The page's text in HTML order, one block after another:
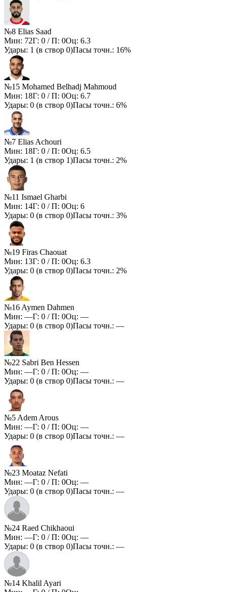
№8 Elias Saad
Мин: 72Г: 0 / П: 0Оц: 6.3
Удары: 1 (в створ 0)Пасы точн.: 16%
№15 Mohamed Belhadj Mahmoud
Мин: 18Г: 0 / П: 0Оц: 6.7
Удары: 0 (в створ 0)Пасы точн.: 6%
№7 Elias Achouri
Мин: 18Г: 0 / П: 0Оц: 6.5
Удары: 1 (в створ 1)Пасы точн.: 2%
№11 Ismael Gharbi
Мин: 14Г: 0 / П: 0Оц: 6
Удары: 0 (в створ 0)Пасы точн.: 3%
№19 Firas Chaouat
Мин: 13Г: 0 / П: 0Оц: 6.3
Удары: 0 (в створ 0)Пасы точн.: 2%
№16 Aymen Dahmen
Мин: —Г: 0 / П: 0Оц: —
Удары: 0 (в створ 0)Пасы точн.: —
№22 Sabri Ben Hessen
Мин: —Г: 0 / П: 0Оц: —
Удары: 0 (в створ 0)Пасы точн.: —
№5 Adem Arous
Мин: —Г: 0 / П: 0Оц: —
Удары: 0 (в створ 0)Пасы точн.: —
№23 Moataz Nefati
Мин: —Г: 0 / П: 0Оц: —
Удары: 0 (в створ 0)Пасы точн.: —
№24 Raed Chikhaoui
Мин: —Г: 0 / П: 0Оц: —
Удары: 0 (в створ 0)Пасы точн.: —
№14 Khalil Ayari